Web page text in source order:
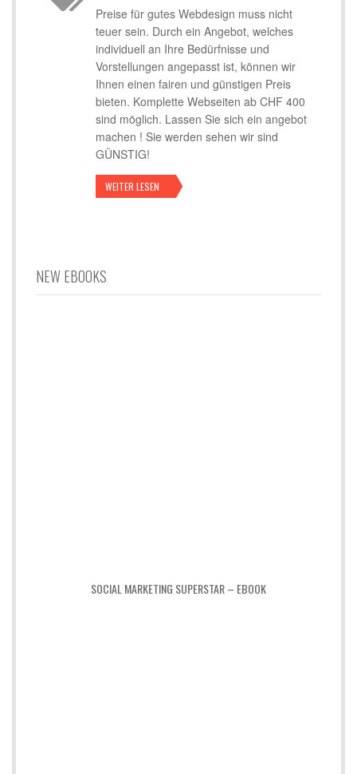
Preise für gutes Webdesign muss nicht
teuer sein. Durch ein Angebot, welches
individuell an Ihre Bedürfnisse und
Vorstellungen angepasst ist, können wir
Ihnen einen fairen und günstigen Preis
bieten. Komplette Webseiten ab CHF 400
sind möglich. Lassen Sie sich ein angebot
machen ! Sie werden sehen wir sind
GÜNSTIG!
WEITER LESEN
NEW EBOOKS
SOCIAL MARKETING SUPERSTAR – EBOOK